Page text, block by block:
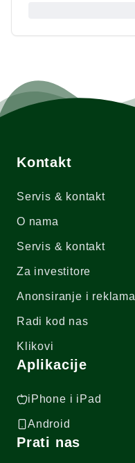
Kontakt
Servis & kontakt
O nama
Servis & kontakt
Za investitore
Anonsiranje i reklama
Radi kod nas
Klikovi
Aplikacije
iPhone i iPad
Android
Prati nas